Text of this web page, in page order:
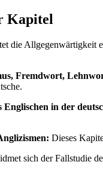
Kapitel
die Allgegenwärtigkeit
Fremdwort,
in der
Dieses
sich der Fallstudie